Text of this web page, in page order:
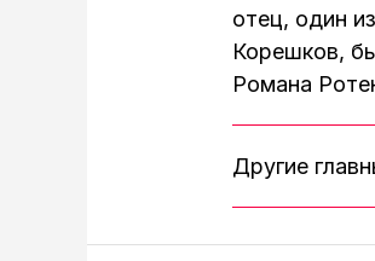
отец, один
Корешков,
Романа
Другие